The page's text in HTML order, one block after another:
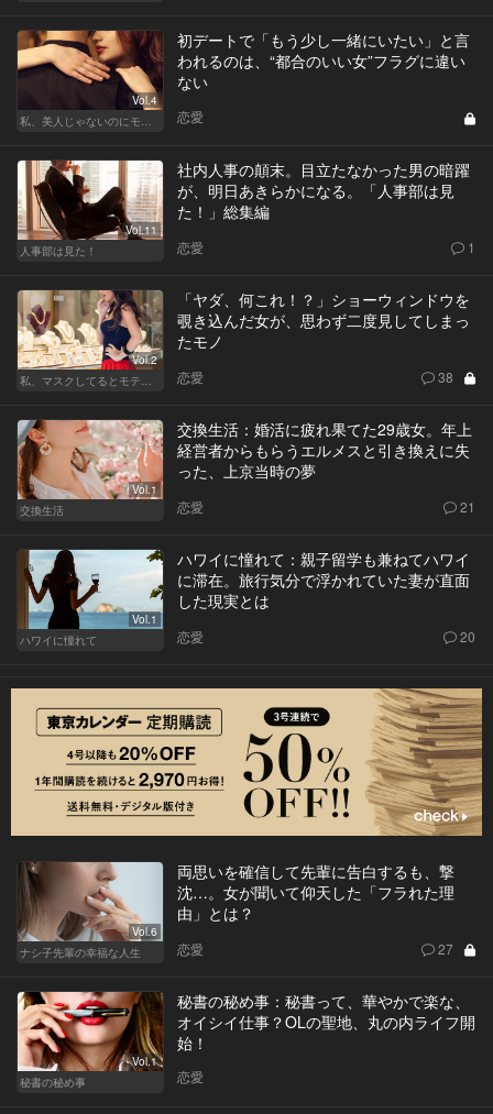
Vol.4
私、美人じゃないのにモテるんです。
初デートで「もう少し一緒にいたい」と言
われるのは、“都合のいい女”フラグに違い
ない
恋愛
Vol.11
人事部は見た！
社内人事の顛末。目立たなかった男の暗躍
が、明日あきらかになる。「人事部は見
た！」総集編
恋愛 1
Vol.2
私、マスクしてるとモテるんです
「ヤダ、何これ！？」ショーウィンドウを
覗き込んだ女が、思わず二度見してしまっ
たモノ
恋愛 38
Vol.1
交換生活
交換生活：婚活に疲れ果てた29歳女。年上
経営者からもらうエルメスと引き換えに失
った、上京当時の夢
恋愛 21
Vol.1
ハワイに憧れて
ハワイに憧れて：親子留学も兼ねてハワイ
に滞在。旅行気分で浮かれていた妻が直面
した現実とは
恋愛 20
Vol.6
ナシ子先輩の幸福な人生
両思いを確信して先輩に告白するも、撃
沈…。女が聞いて仰天した「フラれた理
由」とは？
恋愛 27
Vol.1
秘書の秘め事
秘書の秘め事：秘書って、華やかで楽な、
オイシイ仕事？OLの聖地、丸の内ライフ開
始！
恋愛